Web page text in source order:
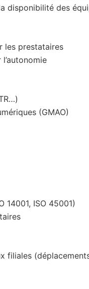
disponibilité des
les prestataires
(GMAO)
14001, ISO 45001)
filiales